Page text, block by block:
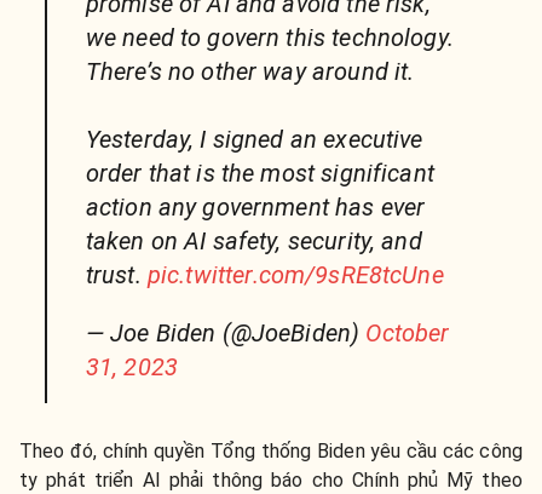
we need to govern this technology.
There’s no other way around it.
Yesterday, I signed an executive
order that is the most significant
action any government has ever
taken on AI safety, security, and
trust. pic.twitter.com/9sRE8tcUne
— Joe Biden (@JoeBiden) October
31, 2023
Theo đó, chính quyền Tổng thống Biden yêu cầu các công
ty phát triển AI phải thông báo cho Chính phủ Mỹ theo